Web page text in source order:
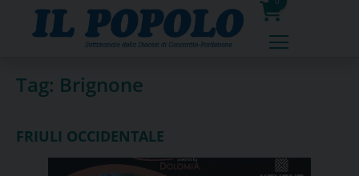
0
prodotti
Tag: Brignone
FRIULI OCCIDENTALE